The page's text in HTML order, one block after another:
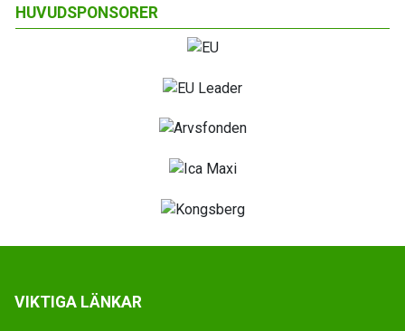
HUVUDSPONSORER
VIKTIGA LÄNKAR